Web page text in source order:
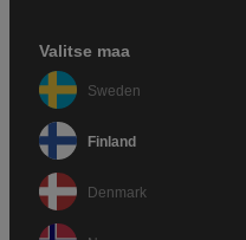
Valitse maa
Sweden
Finland
Denmark